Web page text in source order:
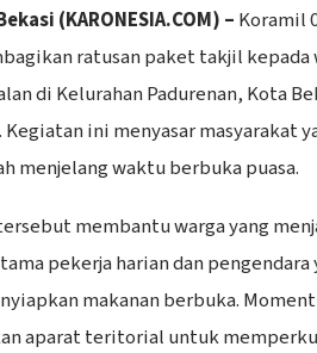
(KARONESIA.COM) – Koramil
ratusan paket takjil kepada
di Kelurahan Padurenan, Kota
Kegiatan ini menyasar masyarakat
menjelang waktu berbuka puasa.
membantu warga yang
pekerja harian dan
makanan berbuka.
aparat teritorial untuk